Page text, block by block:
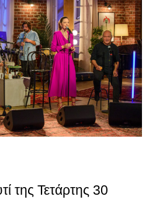
της Τετάρτης 30